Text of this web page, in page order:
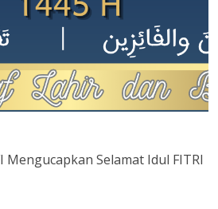
Mengucapkan Selamat Idul FITRI